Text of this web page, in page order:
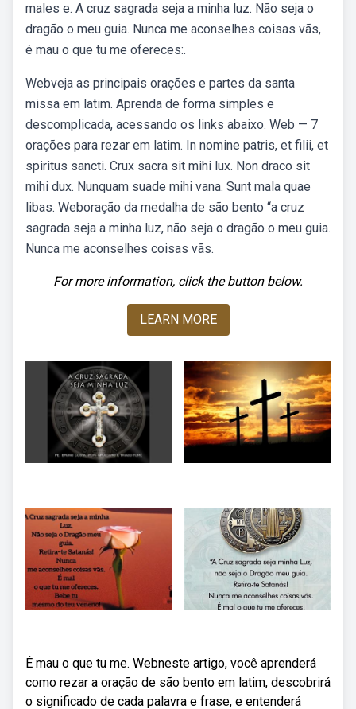
males e. A cruz sagrada seja a minha luz. Não seja o
dragão o meu guia. Nunca me aconselhes coisas vãs,
é mau o que tu me ofereces:.
Webveja as principais orações e partes da santa
missa em latim. Aprenda de forma simples e
descomplicada, acessando os links abaixo. Web — 7
orações para rezar em latim. In nomine patris, et filii, et
spiritus sancti. Crux sacra sit mihi lux. Non draco sit
mihi dux. Nunquam suade mihi vana. Sunt mala quae
libas. Weboração da medalha de são bento “a cruz
sagrada seja a minha luz, não seja o dragão o meu guia.
Nunca me aconselhes coisas vãs.
For more information, click the button below.
LEARN MORE
É mau o que tu me. Webneste artigo, você aprenderá
como rezar a oração de são bento em latim, descobrirá
o significado de cada palavra e frase, e entenderá